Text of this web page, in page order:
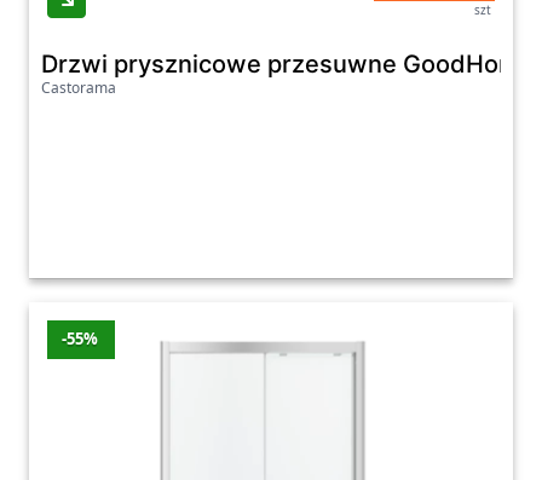
szt
Drzwi prysznicowe przesuwne
Castorama
-55%